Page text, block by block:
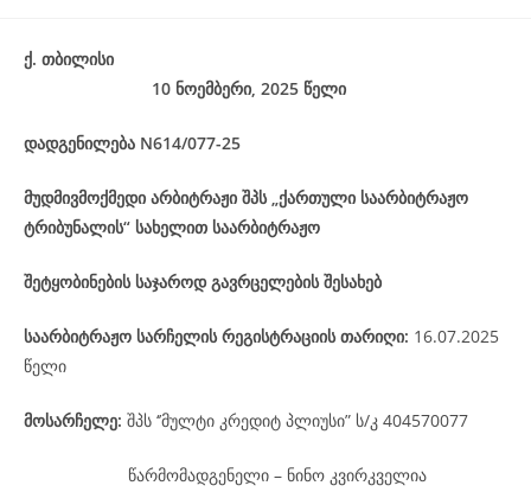
ქ. თბილისი
10 ნოემბერი, 2025 წელი
დადგენილება N614/077-25
მუდმივმოქმედი არბიტრაჟი შპს „ქართული საარბიტრაჟო
ტრიბუნალის“ სახელით საარბიტრაჟო
შეტყობინების საჯაროდ გავრცელების შესახებ
საარბიტრაჟო სარჩელის რეგისტრაციის თარიღი: 16.07.2025
წელი
მოსარჩელე: შპს ‘’მულტი კრედიტ პლიუსი” ს/კ 404570077
წარმომადგენელი – ნინო კვირკველია